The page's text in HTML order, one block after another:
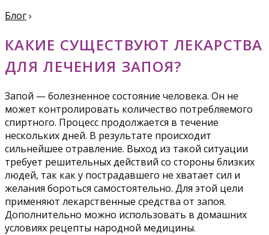
Блог›
КАКИЕ СУЩЕСТВУЮТ ЛЕКАРСТВА
ДЛЯ ЛЕЧЕНИЯ ЗАПОЯ?
Запой — болезненное состояние человека. Он не
может контролировать количество потребляемого
спиртного. Процесс продолжается в течение
нескольких дней. В результате происходит
сильнейшее отравление. Выход из такой ситуации
требует решительных действий со стороны близких
людей, так как у пострадавшего не хватает сил и
желания бороться самостоятельно. Для этой цели
применяют лекарственные средства от запоя.
Дополнительно можно использовать в домашних
условиях рецепты народной медицины.